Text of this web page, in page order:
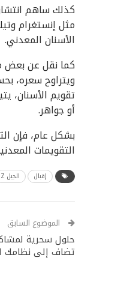
كذلك ساهم
مثل إنستغرام
الأسنان المعدني.
كما نقل عن بعض
تقويم الأسنان،
أو جواهر.
بشكل عام، فإن
التقويمات
إقبال الجيل Z
الموضوع السابق
حلول سحرية
تضاف إلى نظامك